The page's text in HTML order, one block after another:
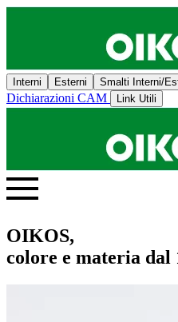
Interni Esterni Smalti Interni/
Dichiarazioni CAM Link Utili
OIKOS,
colore e materia dal